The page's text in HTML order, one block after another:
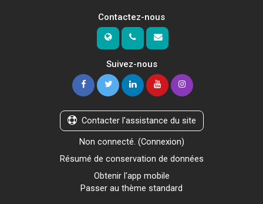
Contactez-nous
Suivez-nous
Contacter l'assistance du site
Non connecté. (Connexion)
Résumé de conservation de données
Obtenir l'app mobile
Passer au thème standard